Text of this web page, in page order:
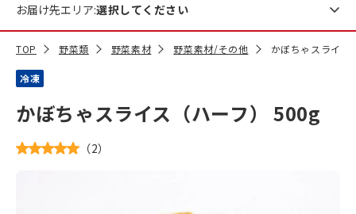
お届け先エリア:選択してください
TOP 野菜類 野菜素材 野菜素材/その他 かぼちゃスライス
冷凍
かぼちゃスライス（ハーフ） 500g
（2）